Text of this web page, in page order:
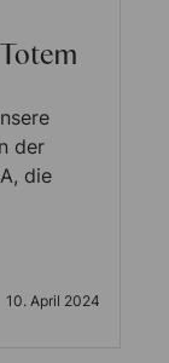
der
die
10. April 2024